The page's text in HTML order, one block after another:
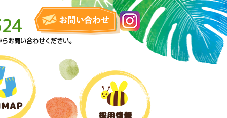
お問い合わせください。